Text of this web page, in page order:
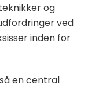
og
ved
inden for
en central